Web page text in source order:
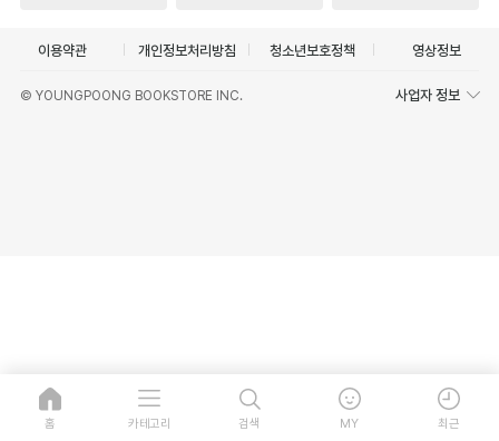
이용약관 개인정보처리방침 청소년보호정책 영상정보
© YOUNGPOONG BOOKSTORE INC. 사업자 정보
홈 카테고리 검색 MY 최근